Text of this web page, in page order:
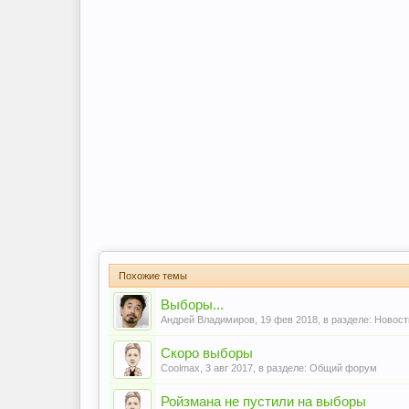
Похожие темы
Выборы...
Андрей Владимиров 19 фев 2018 , в разделе:
Скоро выборы
Coolmax 3 авг 2017 , в разделе: Общий форум
Ройзмана не пустили на выборы